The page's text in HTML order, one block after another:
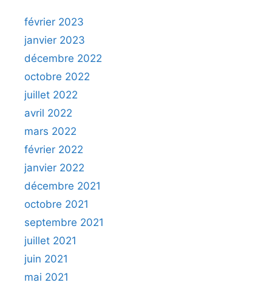
février 2023
janvier 2023
décembre 2022
octobre 2022
juillet 2022
avril 2022
mars 2022
février 2022
janvier 2022
décembre 2021
octobre 2021
septembre 2021
juillet 2021
juin 2021
mai 2021